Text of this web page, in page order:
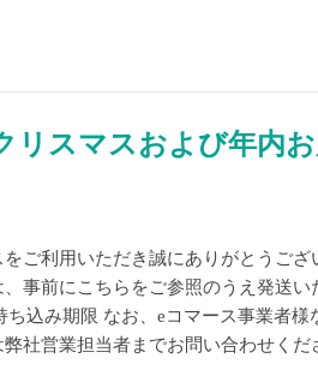
スマスおよび年内
ご利用いただき誠にありがとうご
事前にこちらをご参照のうえ発送
込み期限 なお、eコマース事業者
社営業担当者までお問い合わせくだ